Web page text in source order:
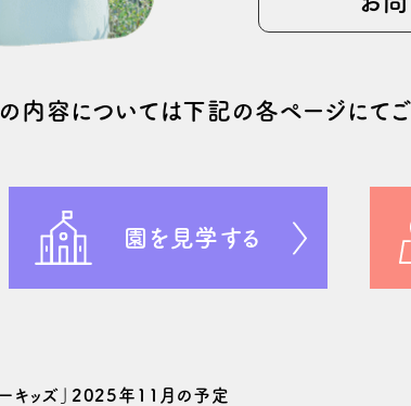
内容については下記の各ページにて
園を見学する
キッズ」2025年11月の予定